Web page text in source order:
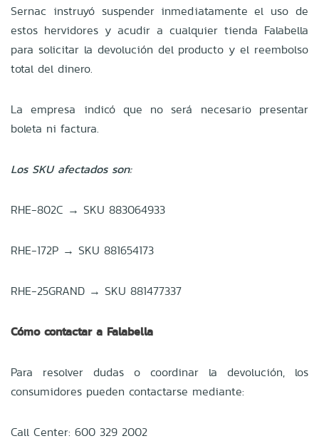
Sernac instruyó suspender inmediatamente el uso de
estos hervidores y acudir a cualquier tienda Falabella
para solicitar la devolución del producto y el reembolso
total del dinero.
La empresa indicó que no será necesario presentar
boleta ni factura.
Los SKU afectados son:
RHE-802C → SKU 883064933
RHE-172P → SKU 881654173
RHE-25GRAND → SKU 881477337
Cómo contactar a Falabella
Para resolver dudas o coordinar la devolución, los
consumidores pueden contactarse mediante:
Call Center: 600 329 2002